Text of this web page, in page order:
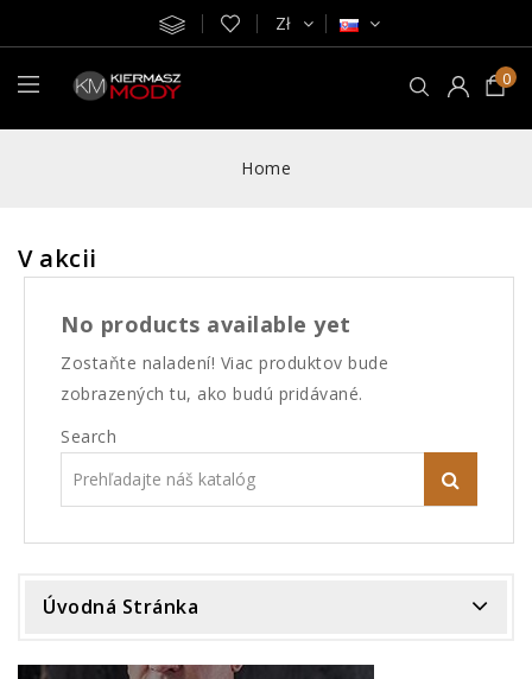
Zł
0
Home
V akcii
No products available yet
Zostaňte naladení! Viac produktov bude
zobrazených tu, ako budú pridávané.
Search
Úvodná Stránka